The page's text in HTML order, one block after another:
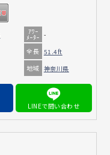
ｱﾜｰ
ﾒｰﾀｰ -
全長 51.4ft
地域 神奈川県